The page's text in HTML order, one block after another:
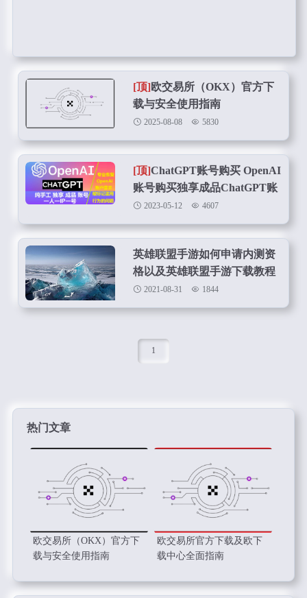
[顶]欧交易所（OKX）官方下
载与安全使用指南
2025-08-08 5830
[顶]ChatGPT账号购买 OpenAI
账号购买独享成品ChatGPT账
号在线购买
2023-05-12 4607
英雄联盟手游如何申请内测资
格以及英雄联盟手游下载教程
2021-08-31 1844
1
热门文章
欧交易所（OKX）官方下
载与安全使用指南
欧交易所官方下载及欧下
载中心全面指南